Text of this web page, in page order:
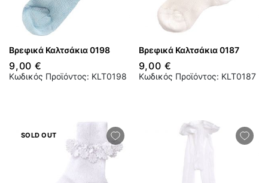
Βρεφικά Καλτσάκια 0198
9,00 €
Κωδικός Προϊόντος: KLT0198
Βρεφικά Καλτσάκια 0187
9,00 €
Κωδικός Προϊόντος: KLT0187
SOLD OUT